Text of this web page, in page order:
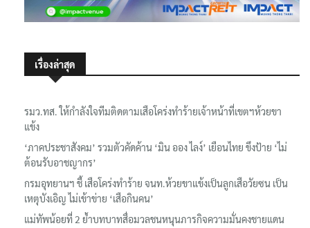
เรื่องล่าสุด
รมว.ทส. ให้กำลังใจทีมติดตามเสือโคร่งทำร้ายเจ้าหน้าที่เขตฯห้วยขา
แข้ง
‘ภาคประชาสังคม’ รวมตัวคัดค้าน ‘มิน ออง ไลง์’ เยือนไทย ขึงป้าย ‘ไม่
ต้อนรับอาชญากร’
กรมอุทยานฯ ชี้ เสือโคร่งทำร้าย จนท.ห้วยขาแข้งเป็นลูกเสือวัยซน เป็น
เหตุบังเอิญ ไม่เข้าข่าย ‘เสือกินคน’
แม่ทัพน้อยที่ 2 ย้ำบทบาทสื่อมวลชนหนุนภารกิจความมั่นคงชายแดน